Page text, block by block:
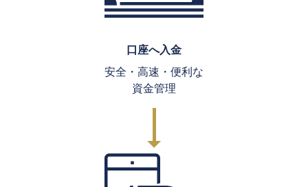
口座へ入金
安全・高速・便利な
資金管理